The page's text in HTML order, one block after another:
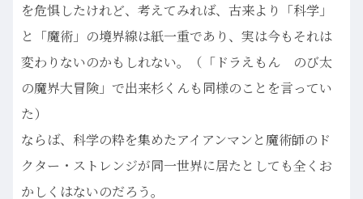
を危惧したけれど、考えてみれば、古来より「科学」
と「魔術」の境界線は紙一重であり、実は今もそれは
変わりないのかもしれない。（「ドラえもん のび太
の魔界大冒険」で出来杉くんも同様のことを言ってい
た）
ならば、科学の粋を集めたアイアンマンと魔術師のド
クター・ストレンジが同一世界に居たとしても全くお
かしくはないのだろう。